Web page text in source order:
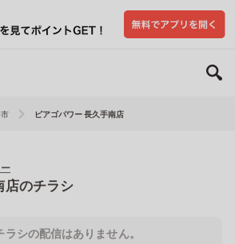
ピアゴパワー 長久手南店
店のチラシ
ラシの配信はありません。